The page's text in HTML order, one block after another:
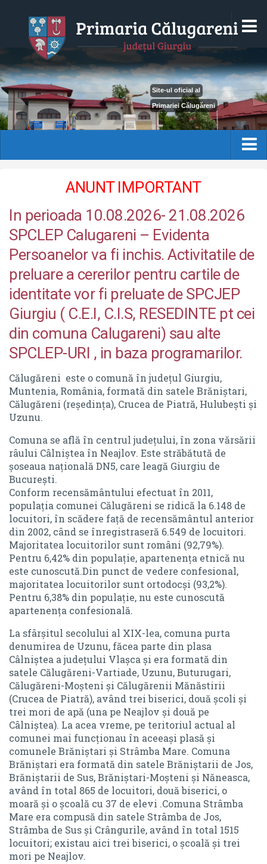
LOCALITATEA
MONOGRAFIE
DATE ISTORICE
PRIMARIA
CONDUCEREA
CUVANTUL PRIMARULUI
DECLARAȚII DE AVERE ȘI INTERESE SALARIAȚI
ALEGERI LOCALE ȘI EUROPARLAMENTARE – 9 IUNIE 2024
LISTA CONSILIERI
INFORMATII
PLAN URBANISTIC ZONAL
STIRI & EVENIMENTE
ANUNTURI PUBLICE
MONITORUL OFICIAL LOCAL
STATUTUL UNITĂȚII ADMINISTRATIV-TERITORIALE
PROCESELE VERBALE ALE ȘEDINȚELOR CONSILIULUI LOCAL
REGULAMENTELE PRIVIND PROCEDURILE ADMINISTRATIVE
PROIECTE DE HOTĂRÂRE
REGISTRU PENTRU EVIDENȚA PROIECTELOR DE HOTĂRÂRI
HOTĂRÂRI
REGISTRU PENTRU EVIDENȚA HOTĂRÂRILOR
DISPOZIȚIILE AUTORITĂȚII EXECUTIVE
DISPOZIȚII
REGISTRU PENTRU EVIDENȚA DISPOZIȚIILOR
DOCUMENTE ȘI INFORMAȚII FINANCIARE
PROIECTE DE BUGET
Primariei Călugăreni
Site-ul oficial al
MONOGRAFIE
DATE ISTORICE
PRINCIPALELE INSTITUTII
GALERIE FOTO
Primaria
CONDUCEREA
STAREA CIVILA
CUVANTUL PRIMARULUI
DECLARAȚII DE AVERE ȘI INTERESE SALARIAȚI
ALEGERI LOCALE ȘI EUROPARLAMENTARE – 9 IUNIE
2024
Consiliul Local
LISTA CONSILIERI
Informatii
PROIECT SIPOCA 35
PLAN URBANISTIC ZONAL
STIRI & EVENIMENTE
ANUNTURI PUBLICE
Monitorul Oficial Local
STATUTUL UNITĂȚII ADMINISTRATIV-TERITORIALE
PROCESELE VERBALE ALE ȘEDINȚELOR CONSILIULUI
LOCAL
REGULAMENTELE PRIVIND PROCEDURILE
ADMINISTRATIVE
HOTĂRÂRILE AUTORITĂȚII DELIBERATIVE
PROIECTE DE HOTĂRÂRE
REGISTRU PENTRU EVIDENȚA PROIECTELOR DE
HOTĂRÂRI
ANUNT IMPORTANT
In perioada 10.08.2026- 21.08.2026
SPCLEP Calugareni – Evidenta
Persoanelor va fi inchis. Activitatile de
preluare a cererilor pentru cartile de
identitate vor fi preluate de SPCJEP
Giurgiu ( C.E.I, C.I.S, RESEDINTE pt cei
din comuna Calugareni) sau alte
SPCLEP-URI , in baza programarilor.
Călugăreni este o comună în județul Giurgiu,
Muntenia, România, formată din satele Brăniștari,
Călugăreni (reședința), Crucea de Piatră, Hulubești și
Uzunu.
Comuna se află în centrul județului, în zona vărsării
râului Câlniștea în Neajlov. Este străbătută de
șoseaua națională DN5, care leagă Giurgiu de
București.
Conform recensământului efectuat în 2011,
populația comunei Călugăreni se ridică la 6.148 de
locuitori, în scădere față de recensământul anterior
din 2002, când se înregistraseră 6.549 de locuitori.
Majoritatea locuitorilor sunt români (92,79%).
Pentru 6,42% din populație, apartenența etnică nu
este cunoscută.Din punct de vedere confesional,
majoritatea locuitorilor sunt ortodocși (93,2%).
Pentru 6,38% din populație, nu este cunoscută
apartenența confesională.
La sfârșitul secolului al XIX-lea, comuna purta
denumirea de Uzunu, făcea parte din plasa
Câlniștea a județului Vlașca și era formată din
satele Călugăreni-Vartiade, Uzunu, Buturugari,
Călugăreni-Moșteni și Călugărenii Mănăstirii
(Crucea de Piatră), având trei biserici, două școli și
trei mori de apă (una pe Neajlov și două pe
Câlniștea). La acea vreme, pe teritoriul actual al
comunei mai funcționau în aceeași plasă și
comunele Brăniștari și Strâmba Mare. Comuna
Brăniștari era formată din satele Brăniștarii de Jos,
Brăniștarii de Sus, Brăniștari-Moșteni și Năneasca,
având în total 865 de locuitori, două biserici, o
moară și o școală cu 37 de elevi .Comuna Strâmba
Mare era compusă din satele Strâmba de Jos,
Strâmba de Sus și Crângurile, având în total 1515
locuitori; existau aici trei biserici, o școală și trei
mori pe Neajlov.